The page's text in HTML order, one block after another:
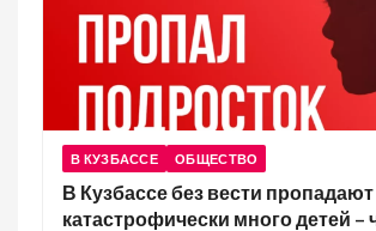
В КУЗБАССЕ ОБЩЕСТВО
В Кузбассе без вести пропадают
катастрофически много детей –